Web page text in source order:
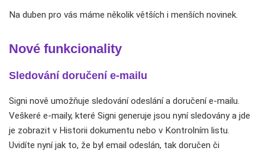
Na duben pro vás máme několik větších i menších novinek.
Nové funkcionality
Sledování doručení e-mailu
Signi nově umožňuje sledování odeslání a doručení e-mailu.
Veškeré e-maily, které Signi generuje jsou nyní sledovány a jde
je zobrazit v Historii dokumentu nebo v Kontrolním listu.
Uvidíte nyní jak to, že byl email odeslán, tak doručen či